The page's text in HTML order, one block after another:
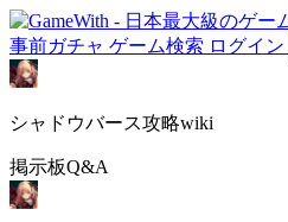
事前ガチャ ゲーム検索 ログイン
シャドウバース攻略wiki
掲示板Q&A